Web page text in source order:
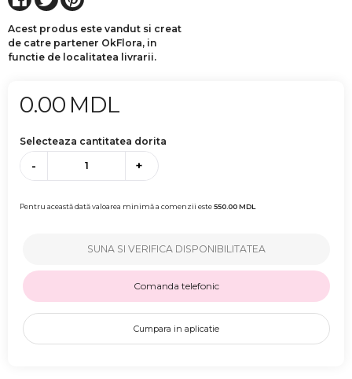
Acest produs este vandut si creat
de catre partener OkFlora, in
functie de localitatea livrarii.
0.00 MDL
Selecteaza cantitatea dorita
- +
Pentru această dată valoarea minimă a comenzii este550.00MDL
SUNA SI VERIFICA DISPONIBILITATEA
Comanda telefonic
Cumpara in aplicatie